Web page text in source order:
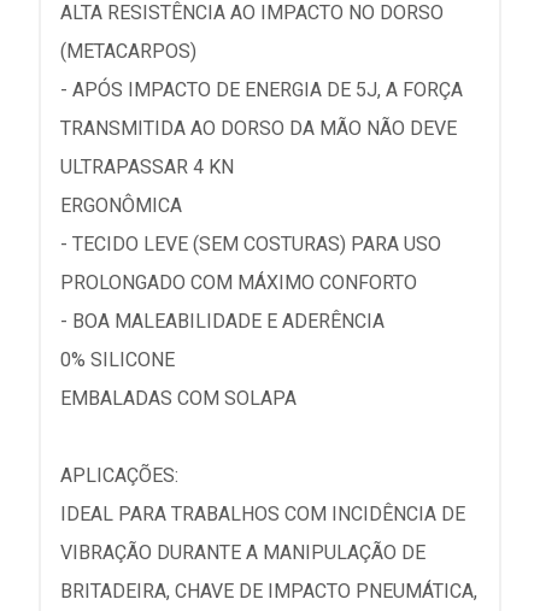
ALTA RESISTÊNCIA AO IMPACTO NO DORSO
(METACARPOS)
- APÓS IMPACTO DE ENERGIA DE 5J, A FORÇA
TRANSMITIDA AO DORSO DA MÃO NÃO DEVE
ULTRAPASSAR 4 KN
ERGONÔMICA
- TECIDO LEVE (SEM COSTURAS) PARA USO
PROLONGADO COM MÁXIMO CONFORTO
- BOA MALEABILIDADE E ADERÊNCIA
0% SILICONE
EMBALADAS COM SOLAPA
APLICAÇÕES:
IDEAL PARA TRABALHOS COM INCIDÊNCIA DE
VIBRAÇÃO DURANTE A MANIPULAÇÃO DE
BRITADEIRA, CHAVE DE IMPACTO PNEUMÁTICA,